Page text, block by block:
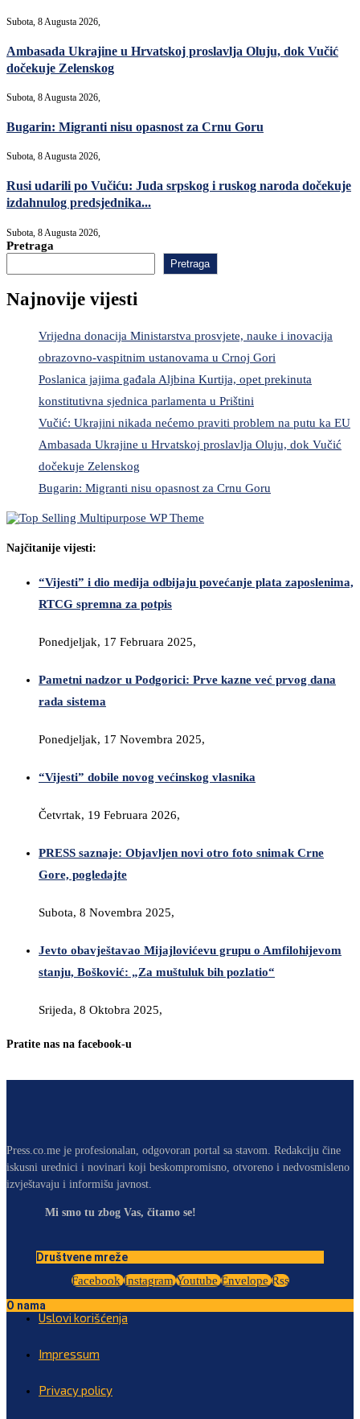
Subota, 8 Augusta 2026,
Ambasada Ukrajine u Hrvatskoj proslavlja Oluju, dok Vučić
dočekuje Zelenskog
Subota, 8 Augusta 2026,
Bugarin: Migranti nisu opasnost za Crnu Goru
Subota, 8 Augusta 2026,
Rusi udarili po Vučiću: Juda srpskog i ruskog naroda dočekuje
izdahnulog predsjednika...
Subota, 8 Augusta 2026,
Pretraga
Pretraga
Najnovije vijesti
Vrijedna donacija Ministarstva prosvjete, nauke i inovacija
obrazovno-vaspitnim ustanovama u Crnoj Gori
Poslanica jajima gađala Aljbina Kurtija, opet prekinuta
konstitutivna sjednica parlamenta u Prištini
Vučić: Ukrajini nikada nećemo praviti problem na putu ka EU
Ambasada Ukrajine u Hrvatskoj proslavlja Oluju, dok Vučić
dočekuje Zelenskog
Bugarin: Migranti nisu opasnost za Crnu Goru
Najčitanije vijesti:
“Vijesti” i dio medija odbijaju povećanje plata zaposlenima,
RTCG spremna za potpis
Ponedjeljak, 17 Februara 2025,
Pametni nadzor u Podgorici: Prve kazne već prvog dana
rada sistema
Ponedjeljak, 17 Novembra 2025,
“Vijesti” dobile novog većinskog vlasnika
Četvrtak, 19 Februara 2026,
PRESS saznaje: Objavljen novi otro foto snimak Crne
Gore, pogledajte
Subota, 8 Novembra 2025,
Jevto obavještavao Mijajlovićevu grupu o Amfilohijevom
stanju, Bošković: „Za muštuluk bih pozlatio“
Srijeda, 8 Oktobra 2025,
Pratite nas na facebook-u
Press.co.me je profesionalan, odgovoran portal sa stavom. Redakciju čine
iskusni urednici i novinari koji beskompromisno, otvoreno i nedvosmisleno
izvještavaju i informišu javnost.
Mi smo tu zbog Vas, čitamo se!
Društvene mreže
Facebook Instagram Youtube Envelope Rss
O nama
Uslovi korišćenja
Impressum
Privacy policy